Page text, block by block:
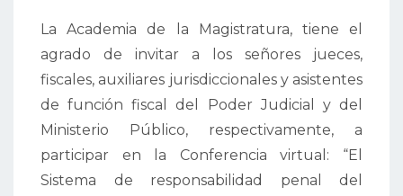
La Academia de la Magistratura, tiene el
agrado de invitar a los señores jueces,
fiscales, auxiliares jurisdiccionales y asistentes
de función fiscal del Poder Judicial y del
Ministerio Público, respectivamente, a
participar en la Conferencia virtual: “El
Sistema de responsabilidad penal del